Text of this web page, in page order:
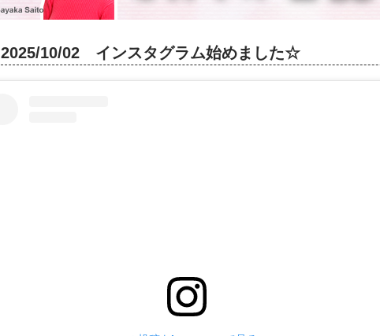
2025/10/02 インスタグラム始めました☆